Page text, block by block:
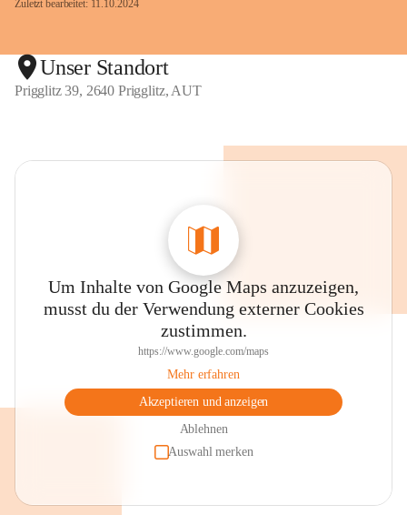
Zuletzt bearbeitet: 11.10.2024
Unser Standort
Prigglitz 39, 2640 Prigglitz, AUT
Um Inhalte von Google Maps anzuzeigen,
musst du der Verwendung externer Cookies
zustimmen.
https://www.google.com/maps
Mehr erfahren
Akzeptieren und anzeigen
Ablehnen
Auswahl merken